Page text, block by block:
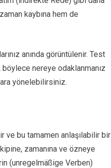
kaybına hem de
anında görüntülenir. Test
nereye odaklanmanız
yönelebilirsiniz.
ve bu tamamen anlaşılabilir bir
zamanına ve özneye
(unregelmäßige Verben)